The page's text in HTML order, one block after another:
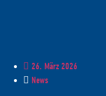
26. März 2026
News